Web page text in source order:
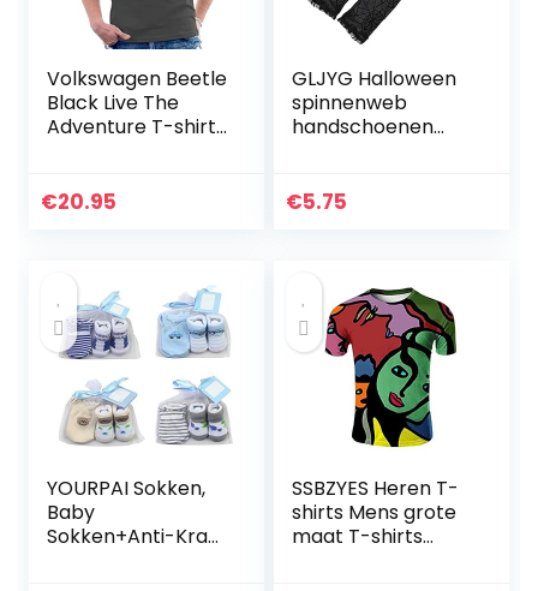
Volkswagen Beetle
Black Live The
Adventure T-shirt
€20.95
GLJYG Halloween
spinnenweb
handschoenen
halve vinger
€5.75
YOURPAI Sokken,
Baby
Sokken+Anti-Kras
SSBZYES Heren T-
shirts Mens grote
maat T-shirts